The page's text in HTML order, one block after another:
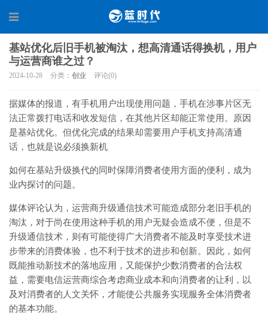
基站优化后旧手机被淘汰，想高清通话得换机，用户
与运营商谁之过？
2024-10-28 分类： 创业 评论(0)
据媒体的报道，有手机用户出现使用问题，手机在涉事片区无
法正常拨打电话和收发短信，在其他片区却能正常使用。原因
是基站优化。但优化完成的结果却需要用户手机支持高清通
话，也就是说必须换新机
如何在基站升级换代的同时保障消费者使用方面的便利，成为
业内探讨的问题。
媒体评论认为，运营商升级通信技术可能造成部分老旧手机的
淘汰，对于尚在使用这种手机的用户无疑会造成不便，但是不
升级通信技术，则有可能使得广大消费者不能及时享受技术进
步带来的消费体验，也不利于技术的进步和创新。因此，如何
既能推动新技术的落地应用，又能保护少数消费者的合法权
益，需要电信运营商综合考虑商业成本和向消费者的让利，以
及对消费者的人文关怀，才能使公共服务实现服务全体消费者
的基本功能。